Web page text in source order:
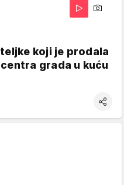
koji je prodala
grada u kuću